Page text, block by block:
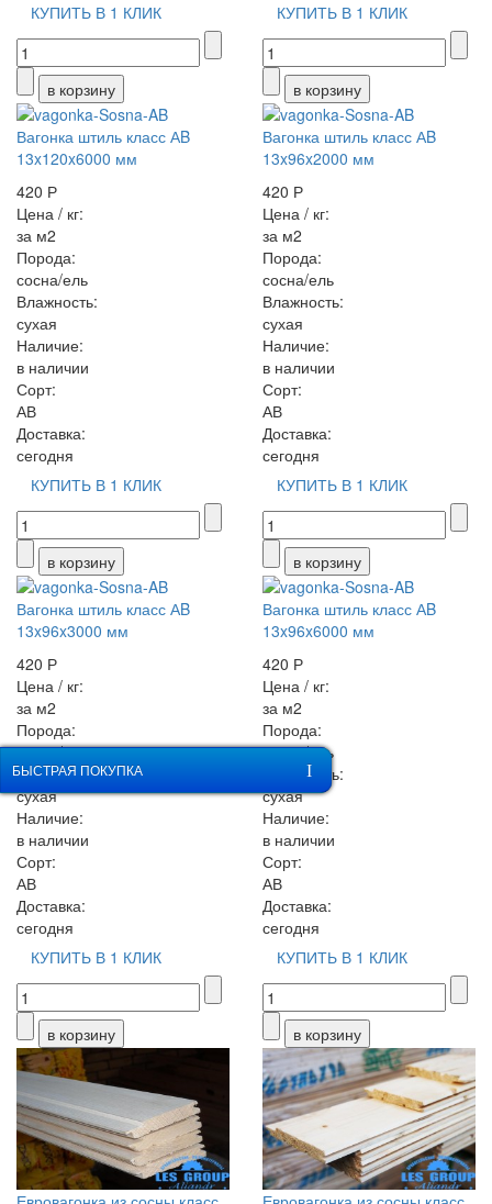
КУПИТЬ В 1 КЛИК
КУПИТЬ В 1 КЛИК
Вагонка штиль класс АB
13x120x6000 мм
420 Р
Цена / кг:
за м2
Порода:
сосна/ель
Влажность:
сухая
Наличие:
в наличии
Сорт:
АВ
Доставка:
сегодня
КУПИТЬ В 1 КЛИК
Вагонка штиль класс АB
13x96x2000 мм
420 Р
Цена / кг:
за м2
Порода:
сосна/ель
Влажность:
сухая
Наличие:
в наличии
Сорт:
АВ
Доставка:
сегодня
КУПИТЬ В 1 КЛИК
Вагонка штиль класс АB
13x96x3000 мм
420 Р
Цена / кг:
за м2
Порода:
сосна/ель
Влажность:
сухая
Наличие:
в наличии
Сорт:
АВ
Доставка:
сегодня
КУПИТЬ В 1 КЛИК
Вагонка штиль класс АB
13x96x6000 мм
420 Р
Цена / кг:
за м2
Порода:
сосна/ель
Влажность:
сухая
Наличие:
в наличии
Сорт:
АВ
Доставка:
сегодня
КУПИТЬ В 1 КЛИК
ОБРАТНЫЙ ЗВОНОК
БЫСТРАЯ ПОКУПКА